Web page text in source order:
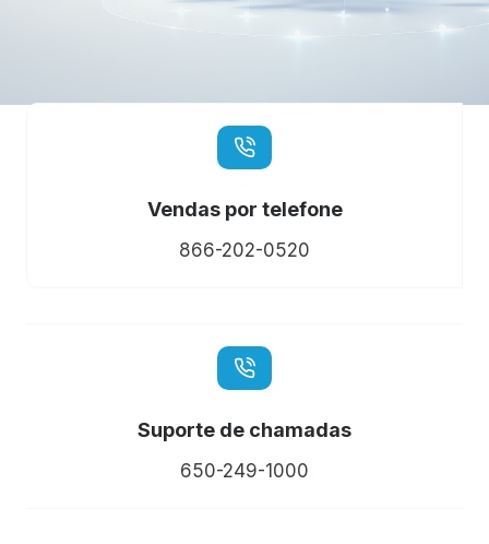
Vendas por telefone
866-202-0520
Suporte de chamadas
650-249-1000